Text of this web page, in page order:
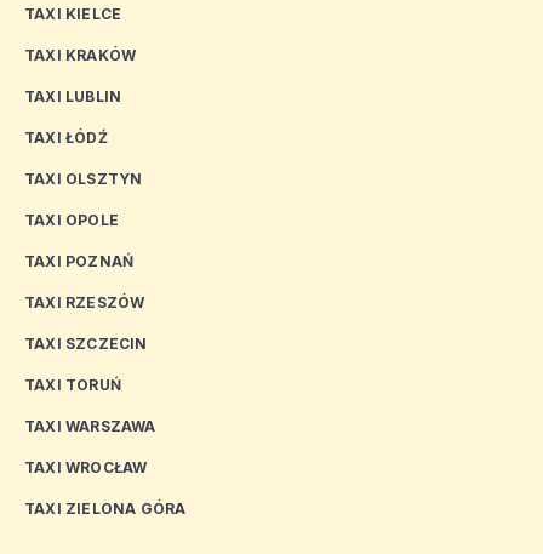
TAXI KIELCE
TAXI KRAKÓW
TAXI LUBLIN
TAXI ŁÓDŹ
TAXI OLSZTYN
TAXI OPOLE
TAXI POZNAŃ
TAXI RZESZÓW
TAXI SZCZECIN
TAXI TORUŃ
TAXI WARSZAWA
TAXI WROCŁAW
TAXI ZIELONA GÓRA